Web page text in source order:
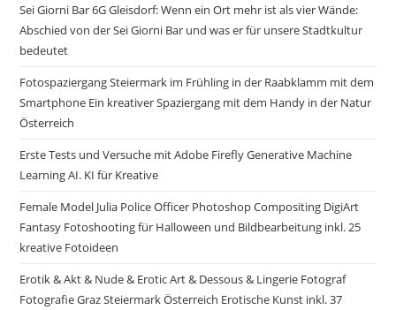
Sei Giorni Bar 6G Gleisdorf: Wenn ein Ort mehr ist als vier Wände:
Abschied von der Sei Gior­ni Bar und was er für unsere Stadtkultur
bedeutet
Fotospaziergang Steiermark im Frühling in der Raabklamm mit dem
Smartphone Ein kreativer Spaziergang mit dem Handy in der Natur
Österreich
Erste Tests und Versuche mit Adobe Firefly Generative Machine
Learning AI. KI für Kreative
Female Model Julia Police Officer Photoshop Compositing DigiArt
Fantasy Fotoshooting für Halloween und Bildbearbeitung inkl. 25
kreative Fotoideen
Erotik & Akt & Nude & Erotic Art & Dessous & Lingerie Fotograf
Fotografie Graz Steiermark Österreich Erotische Kunst inkl. 37